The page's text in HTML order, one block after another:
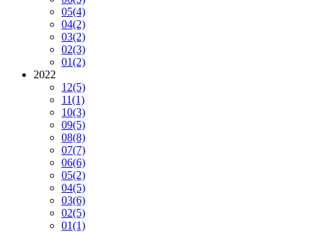
05(4)
04(2)
03(2)
02(3)
01(2)
2022
12(5)
11(1)
10(3)
09(5)
08(8)
07(7)
06(6)
05(2)
04(5)
03(6)
02(5)
01(1)